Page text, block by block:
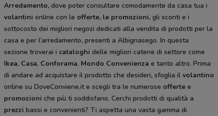
Arredamento, dove poter consultare comodamente da casa tua i
volantini online con le offerte, le promozioni, gli sconti e i
sottocosto dei migliori negozi dedicati alla vendita di prodotti per la
casa e per l’arredamento, presenti a Albignasego. In questa
sezione troverai i cataloghi delle migliori catene di settore come
Ikea, Casa, Conforama, Mondo Convenienza e tanto altro. Prima
di andare ad acquistare il prodotto che desideri, sfoglia il volantino
online su DoveConviene.it e scegli tra le numerose offerte e
promozioni che più ti soddisfano. Cerchi prodotti di qualità a
prezzi bassi e convenienti? Ti aspetta una vasta gamma di